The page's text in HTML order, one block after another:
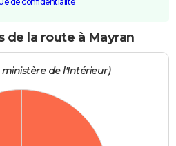
la route à Mayran
ministère de l'Intérieur)